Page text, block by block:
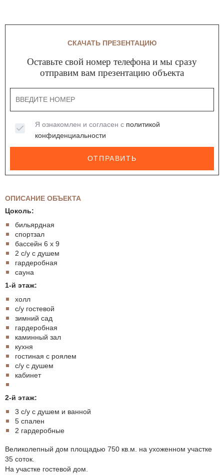
ОПИСАНИЕ ОБЪЕКТА
Цоколь:
бильярдная
спортзал
бассейн 6 х 9
2 с/у с душем
гардеробная
сауна
1-й этаж:
холл
с/у гостевой
зимний сад
гардеробная
каминный зал
кухня
гостиная с роялем
с/у с душем
кабинет
2-й этаж:
3 с/у с душем и ванной
5 спален
2 гардеробные
Великолепный дом площадью 750 кв.м. на ухоженном участке
35 соток.
На участке гостевой дом.
СКАЧАТЬ ПРЕЗЕНТАЦИЮ
Оставьте свой номер телефона и мы сразу
отправим вам презентацию объекта
Я ознакомлен и согласен с политикой
конфиденциальности
ОТПРАВИТЬ